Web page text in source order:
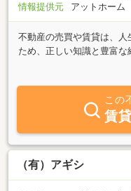
情報提供元
アットホーム
不動産の売買や賃貸は、
ため、正しい知識と豊富
ん。しかし実際には、専
とで、お客様が不利益を
は、不動産会社の役割は
客様にとって何が最善か
います。AKARI株式会社で
お引渡し、そしてアフタ
を持って一貫して対応い
き合い、専門的な視点か
この
賃
（有）アギシ